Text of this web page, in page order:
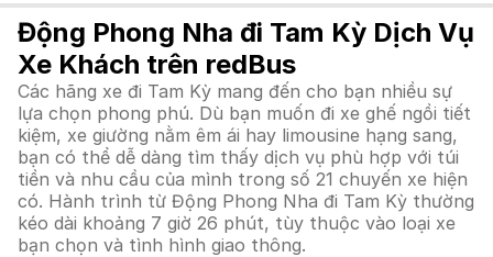
Động Phong Nha đi Tam Kỳ Dịch Vụ
Xe Khách trên redBus
Các hãng xe đi Tam Kỳ mang đến cho bạn nhiều sự
lựa chọn phong phú. Dù bạn muốn đi xe ghế ngồi tiết
kiệm, xe giường nằm êm ái hay limousine hạng sang,
bạn có thể dễ dàng tìm thấy dịch vụ phù hợp với túi
tiền và nhu cầu của mình trong số 21 chuyến xe hiện
có. Hành trình từ Động Phong Nha đi Tam Kỳ thường
kéo dài khoảng 7 giờ 26 phút, tùy thuộc vào loại xe
bạn chọn và tình hình giao thông.